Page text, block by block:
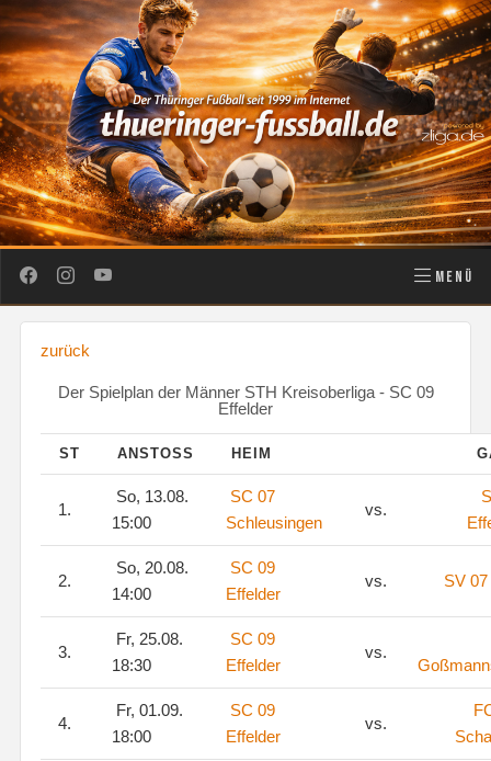
MENÜ
zurück
Der Spielplan der Männer STH Kreisoberliga - SC 09
Effelder
ST ANSTOSS HEIM
1.
So, 13.08.
15:00
SC 07
Schleusingen
vs.
2.
So, 20.08.
14:00
SC 09
Effelder
vs. SV
3.
Fr, 25.08.
18:30
SC 09
Effelder
vs.
4.
Fr, 01.09.
18:00
SC 09
Effelder
vs.